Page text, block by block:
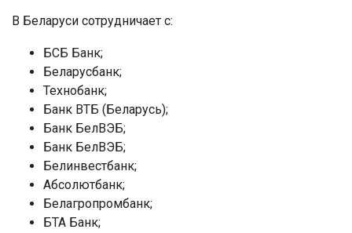
В Беларуси сотрудничает с:
БСБ Банк;
Беларусбанк;
Технобанк;
Банк ВТБ (Беларусь);
Банк БелВЭБ;
Банк БелВЭБ;
Белинвестбанк;
Абсолютбанк;
Белагропромбанк;
БТА Банк;